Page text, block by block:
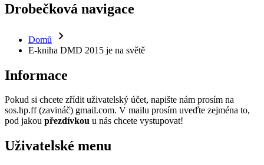
Drobečková navigace
Domů
E-kniha DMD 2015 je na světě
Informace
Pokud si chcete zřídit uživatelský účet, napište nám prosím na
sos.hp.ff (zavináč) gmail.com. V mailu prosím uveďte zejména to,
pod jakou přezdívkou u nás chcete vystupovat!
Uživatelské menu